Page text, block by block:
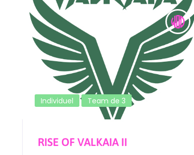
Individuel Team de 3
RISE OF VALKAIA II